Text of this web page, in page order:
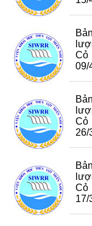
09/
26/
17/